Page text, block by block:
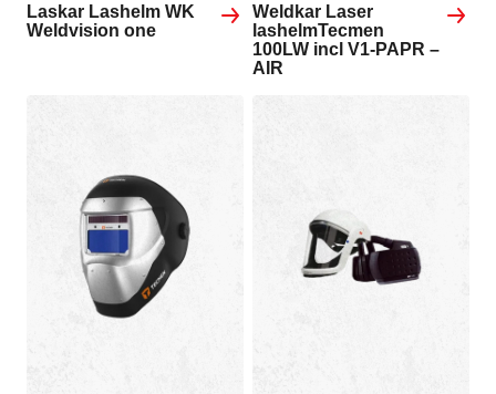
Laskar Lashelm WK
Weldvision one
Weldkar Laser
lashelmTecmen
100LW incl V1-PAPR –
AIR